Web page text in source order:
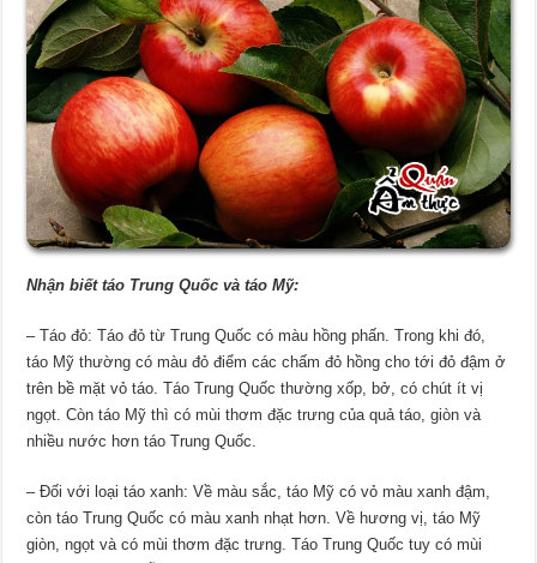
Nhận biết táo Trung Quốc và táo Mỹ:
– Táo đỏ: Táo đỏ từ Trung Quốc có màu hồng phấn. Trong khi đó,
táo Mỹ thường có màu đỏ điểm các chấm đỏ hồng cho tới đỏ đậm ở
trên bề mặt vỏ táo. Táo Trung Quốc thường xốp, bở, có chút ít vị
ngọt. Còn táo Mỹ thì có mùi thơm đặc trưng của quả táo, giòn và
nhiều nước hơn táo Trung Quốc.
– Đối với loại táo xanh: Về màu sắc, táo Mỹ có vỏ màu xanh đậm,
còn táo Trung Quốc có màu xanh nhạt hơn. Về hương vị, táo Mỹ
giòn, ngọt và có mùi thơm đặc trưng. Táo Trung Quốc tuy có mùi